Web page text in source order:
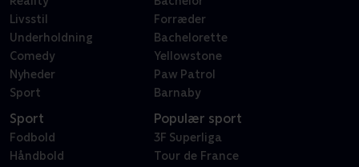
Livsstil
Underholdning
Comedy
Nyheder
Sport
Forræder
Bachelorette
Yellowstone
Paw Patrol
Barnaby
Sport
Fodbold
Håndbold
Populær sport
3F Superliga
Tour de France